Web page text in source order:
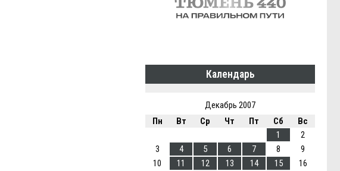
Календарь
Декабрь 2007
Пн
Вт Ср Чт Пт Сб
Вс
1
2
3
4 5 6 7 8
9
10
11 12 13 14 15
16